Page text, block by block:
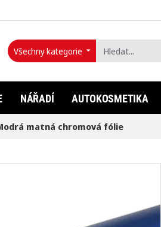
Všechny kategorie
Hledat...
NÁŘADÍ AUTOKOSMETIKA
matná chromová fólie